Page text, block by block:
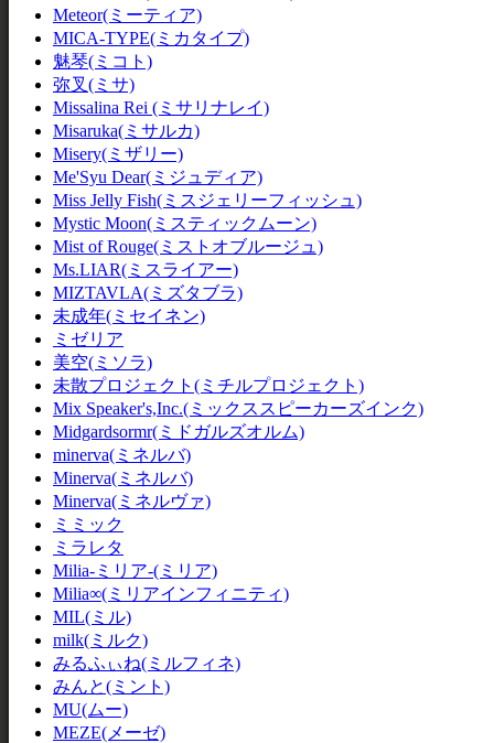
Meteor(ミーティア)
MICA-TYPE(ミカタイプ)
魅琴(ミコト)
弥叉(ミサ)
Missalina Rei (ミサリナレイ)
Misaruka(ミサルカ)
Misery(ミザリー)
Me'Syu Dear(ミジュディア)
Miss Jelly Fish(ミスジェリーフィッシュ)
Mystic Moon(ミスティックムーン)
Mist of Rouge(ミストオブルージュ)
Ms.LIAR(ミスライアー)
MIZTAVLA(ミズタブラ)
未成年(ミセイネン)
ミゼリア
美空(ミソラ)
未散プロジェクト(ミチルプロジェクト)
Mix Speaker's,Inc.(ミックススピーカーズインク)
Midgardsormr(ミドガルズオルム)
minerva(ミネルバ)
Minerva(ミネルバ)
Minerva(ミネルヴァ)
ミミック
ミラレタ
Milia-ミリア-(ミリア)
Milia∞(ミリアインフィニティ)
MIL(ミル)
milk(ミルク)
みるふぃね(ミルフィネ)
みんと(ミント)
MU(ムー)
MEZE(メーゼ)